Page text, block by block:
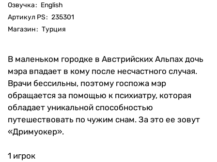
Озвучка: English
Артикул PS: 235301
Магазин: Турция
В маленьком городке в Австрийских Альпах дочь
мэра впадает в кому после несчастного случая.
Врачи бессильны, поэтому госпожа мэр
обращается за помощью к психиатру, которая
обладает уникальной способностью
путешествовать по чужим снам. За это ее зовут
«Дримуокер».
1 игрок